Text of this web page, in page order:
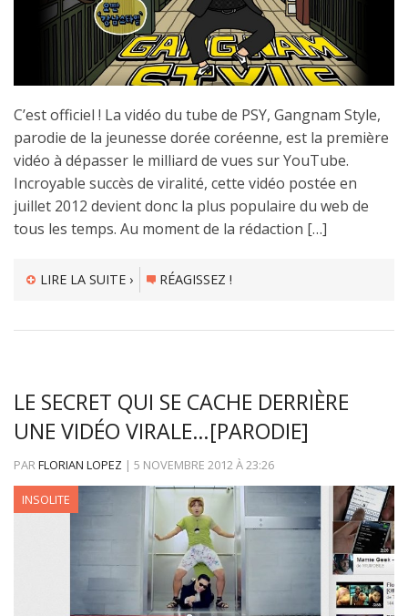
C’est officiel ! La vidéo du tube de PSY, Gangnam Style,
parodie de la jeunesse dorée coréenne, est la première
vidéo à dépasser le milliard de vues sur YouTube.
Incroyable succès de viralité, cette vidéo postée en
juillet 2012 devient donc la plus populaire du web de
tous les temps. Au moment de la rédaction […]
LIRE LA SUITE › RÉAGISSEZ !
LE SECRET QUI SE CACHE DERRIÈRE
UNE VIDÉO VIRALE…[PARODIE]
PARFLORIAN LOPEZ | 5 NOVEMBRE 2012À23:26
INSOLITE